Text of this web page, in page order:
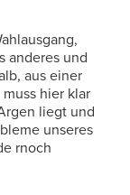
anderes und
aus einer
hier klar
liegt und
unseres
rnoch